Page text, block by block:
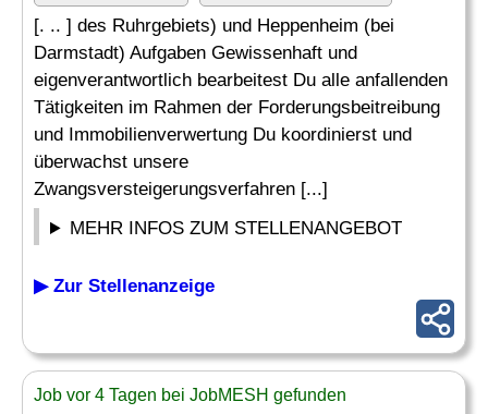
[. .. ] des Ruhrgebiets) und Heppenheim (bei
Darmstadt) Aufgaben Gewissenhaft und
eigenverantwortlich bearbeitest Du alle anfallenden
Tätigkeiten im Rahmen der Forderungsbeitreibung
und Immobilienverwertung Du koordinierst und
überwachst unsere
Zwangsversteigerungsverfahren [...]
MEHR INFOS ZUM STELLENANGEBOT
▶ Zur Stellenanzeige
Job vor 4 Tagen bei JobMESH gefunden